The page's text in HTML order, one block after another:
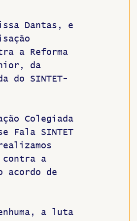
Dantas, e
a Reforma
da
do SINTET-
Colegiada
Fala SINTET
contra a
acordo de
a luta